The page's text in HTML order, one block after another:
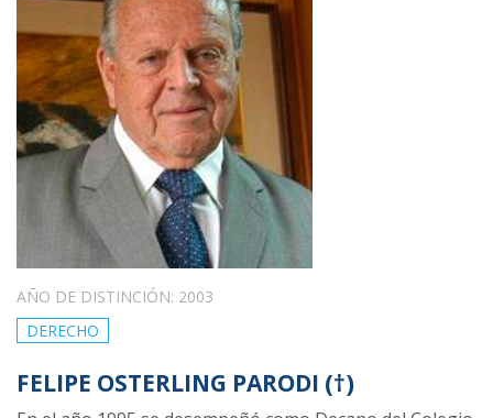
AÑO DE DISTINCIÓN: 2003
DERECHO
FELIPE OSTERLING PARODI (†)